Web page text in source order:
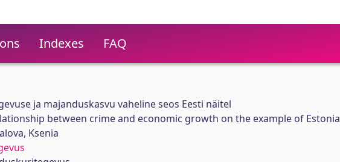
Indexes FAQ
ja majanduskasvu vaheline seos Eesti näitel
between crime and economic growth on the example of Estonia
Ksenia